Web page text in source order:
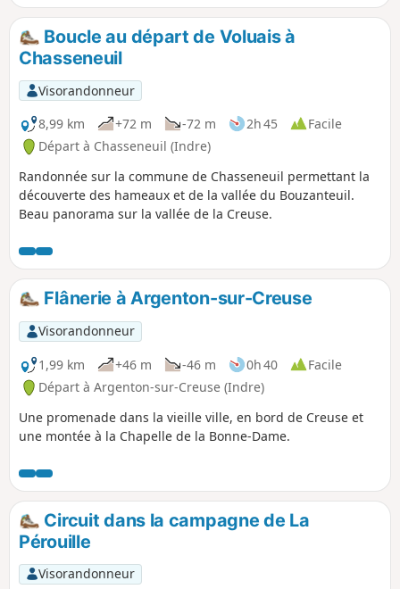
Boucle au départ de Voluais à
Chasseneuil
Visorandonneur
8,99 km
+72 m -72 m 2h 45
Facile
Départ à Chasseneuil (Indre)
Randonnée sur la commune de Chasseneuil permettant la
découverte des hameaux et de la vallée du Bouzanteuil.
Beau panorama sur la vallée de la Creuse.
Flânerie à Argenton-sur-Creuse
Visorandonneur
1,99 km
+46 m -46 m 0h 40
Facile
Départ à Argenton-sur-Creuse (Indre)
Une promenade dans la vieille ville, en bord de Creuse et
une montée à la Chapelle de la Bonne-Dame.
Circuit dans la campagne de La
Pérouille
Visorandonneur